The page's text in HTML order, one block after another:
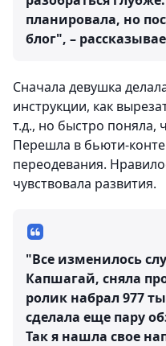
планировала, но
блог", –
Сначала девушка
инструкции, как
т.д., но быстро поняла,
Перешла в бьюти-
переодевания.
чувствовала развития.
"Все изменилось
Капшагай, сняла
ролик набрал 977
сделала еще пару
Так я нашла свое